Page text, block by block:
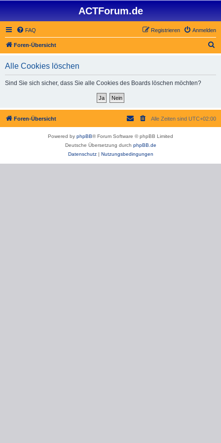
ACTForum.de
FAQ Anmelden
Registrieren
Foren-Übersicht
Alle Cookies löschen
Sind Sie sich sicher, dass Sie alle Cookies des Boards löschen möchten?
Foren-Übersicht Alle Zeiten sind UTC+02:00
Powered by phpBB® Forum Software © phpBB Limited
Deutsche Übersetzung durch phpBB.de
Datenschutz| Nutzungsbedingungen